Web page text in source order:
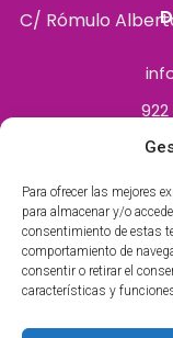
Para ofrecer las mejores
para almacenar y/o
consentimiento de estas
comportamiento de
consentir o retirar el
características y
C/ Rómulo
Autorizados por el